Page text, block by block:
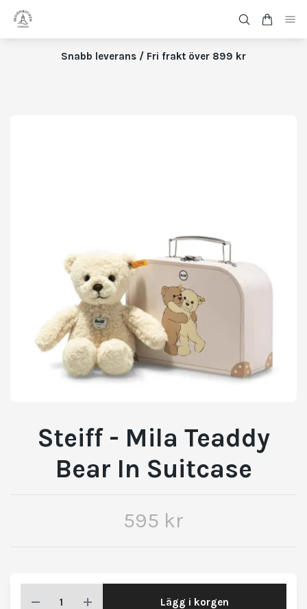
Snabb leverans / Fri frakt över 899 kr
Steiff - Mila Teaddy
Bear In Suitcase
595 kr
Lägg i korgen